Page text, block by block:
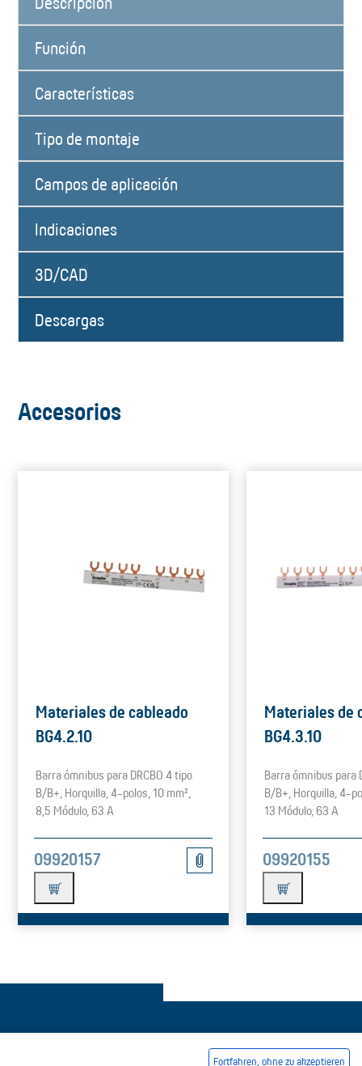
Función
Características
Tipo de montaje
Campos de aplicación
Indicaciones
3D/CAD
Descargas
Accesorios
Materiales de cableado
BG4.2.10
Barra ómnibus para DRCBO 4 tipo
B/B+, Horquilla, 4-polos, 10 mm²,
8,5 Módulo, 63 A
09920157
Materiales de
BG4.3.10
Barra ómnibus para
B/B+, Horquilla, 4-
13 Módulo, 63 A
09920155
Fortfahren, ohne zu akzeptieren